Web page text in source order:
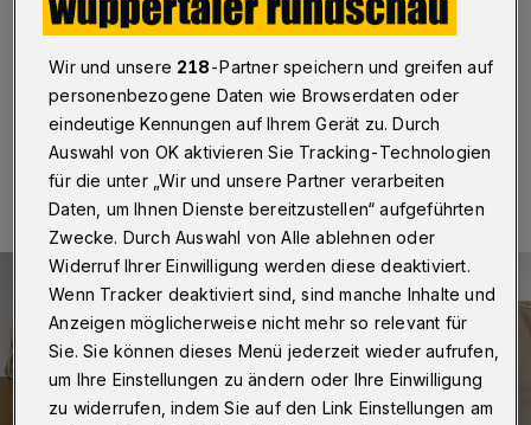
oder andere außerhäuslichen Aktivitäten mit Menschen
15.04.2020 , 19:00 Uhr 2 Minuten Lesezeit
Wir und unsere 218-Partner speichern und greifen auf
personenbezogene Daten wie Browserdaten oder
eindeutige Kennungen auf Ihrem Gerät zu. Durch
Auswahl von OK aktivieren Sie Tracking-Technologien
für die unter „Wir und unsere Partner verarbeiten
Daten, um Ihnen Dienste bereitzustellen“ aufgeführten
Zwecke. Durch Auswahl von Alle ablehnen oder
Widerruf Ihrer Einwilligung werden diese deaktiviert.
Wenn Tracker deaktiviert sind, sind manche Inhalte und
Anzeigen möglicherweise nicht mehr so relevant für
Sie. Sie können dieses Menü jederzeit wieder aufrufen,
um Ihre Einstellungen zu ändern oder Ihre Einwilligung
zu widerrufen, indem Sie auf den Link Einstellungen am